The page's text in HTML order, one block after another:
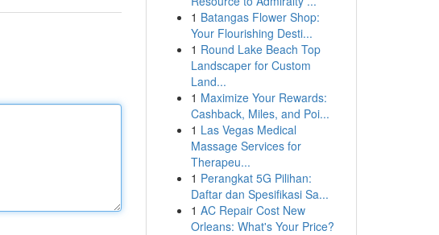
1 Batangas Flower Shop:
Your Flourishing Desti...
1 Round Lake Beach Top
Landscaper for Custom
Land...
1 Maximize Your Rewards:
Cashback, Miles, and Poi...
1 Las Vegas Medical
Massage Services for
Therapeu...
1 Perangkat 5G Pilihan:
Daftar dan Spesifikasi Sa...
1 AC Repair Cost New
Orleans: What's Your Price?